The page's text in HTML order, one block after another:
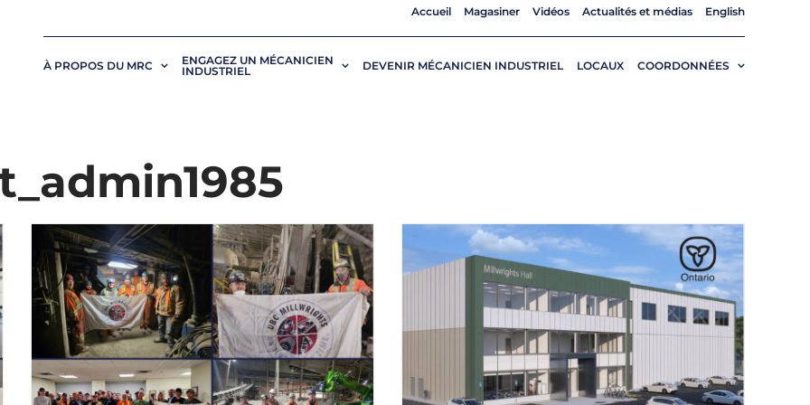
Accueil Magasiner Vidéos Actualités et médias English
À PROPOS DU MRC
ENGAGEZ UN MÉCANICIEN
INDUSTRIEL
DEVENIR MÉCANICIEN INDUSTRIEL LOCAUX COORDONNÉES